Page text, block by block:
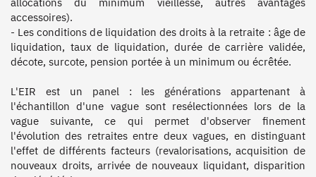
accessoires).
- Les conditions de liquidation des droits à la retraite : âge de
liquidation, taux de liquidation, durée de carrière validée,
décote, surcote, pension portée à un minimum ou écrêtée.
L'EIR est un panel : les générations appartenant à
l'échantillon d'une vague sont resélectionnées lors de la
vague suivante, ce qui permet d'observer finement
l'évolution des retraites entre deux vagues, en distinguant
l'effet de différents facteurs (revalorisations, acquisition de
nouveaux droits, arrivée de nouveaux liquidant, disparition